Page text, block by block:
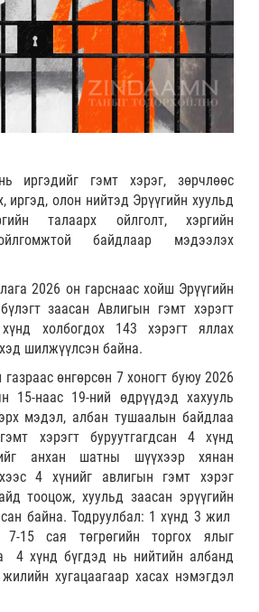
иргэдийг гэмт хэрэг, зөрчлөөс
иргэд, олон нийтэд Эрүүгийн хуульд
талаарх ойлголт, хэргийн
байдлаар мэдээлэх
2026 он гарснаас хойш Эрүүгийн
заасан Авлигын гэмт хэрэгт
хүнд холбогдох 143 хэрэгт яллах
шилжүүлсэн байна.
өнгөрсөн 7 хоногт буюу 2026
15-наас 19-ний өдрүүдэд хахууль
мэдэл, албан тушаалын байдлаа
хэрэгт буруутгагдсан 4 хүнд
анхан шатны шүүхээр хянан
4 хүнийг авлигын гэмт хэрэг
тооцож, хуульд заасан эрүүгийн
байна. Тодруулбал: 1 хүнд 3 жил
15 сая төгрөгийн торгох ялыг
4 хүнд бүгдэд нь нийтийн албанд
хугацаагаар хасах нэмэгдэл